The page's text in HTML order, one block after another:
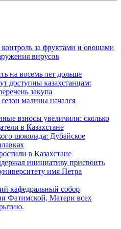
за фруктами и овощами
вирусов
на восемь лет дольше
доступны казахстанцам:
закупа
малины начался
взносы увеличили: сколько
в Казахстане
шоколада: Дубайское
в Казахстане
инициативу присвоить
имя Петра
кафедральный собор
Фатимской, Матери всех